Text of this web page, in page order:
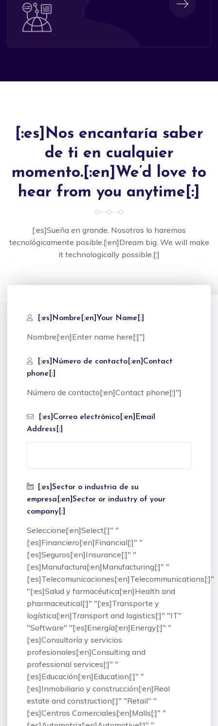
[:es]Nos encantaría saber
de ti en cualquier
momento.[:en]We’d love to
hear from you anytime[:]
[:es]Sueña en grande. Nosotros lo haremos
tecnológicamente posible.[:en]Dream big. We will make
it technologically possible.[:]
[:es]Nombre[:en]Your Name[:]
Nombre[:en]Enter name here[:]"]
[:es]Número de contacto[:en]Contact
phone[:]
Número de contacto[:en]Contact phone[:]"]
[:es]Correo electrónico[:en]Email
Address[:]
[:es]Sector o industria de su
empresa[:en]Sector or industry of your
company[:]
Seleccione[:en]Select[:]" "
[:es]Financiero[:en]Financial[:]" "
[:es]Seguros[:en]Insurance[:]" "
[:es]Manufactura[:en]Manufacturing[:]" "
[:es]Telecomunicaciones[:en]Telecommunications[:]"
"[:es]Salud y farmacéutica[:en]Health and
pharmaceutical[:]" "[:es]Transporte y
logística[:en]Transport and logistics[:]" "IT"
"Software" "[:es]Energía[:en]Energy[:]" "
[:es]Consultoría y servicios
profesionales[:en]Consulting and
professional services[:]" "
[:es]Educación[:en]Education[:]" "
[:es]Inmobiliario y construcción[:en]Real
estate and construction[:]" "Retail" "
[:es]Centros Comerciales[:en]Malls[:]" "